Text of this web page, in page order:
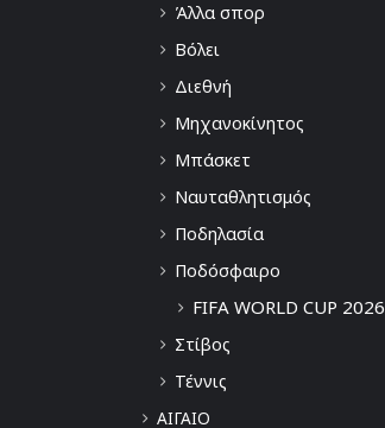
Άλλα σπορ
Βόλει
Διεθνή
Μηχανοκίνητος
Μπάσκετ
Ναυταθλητισμός
Ποδηλασία
Ποδόσφαιρο
FIFA WORLD CUP 2026
Στίβος
Τέννις
ΑΙΓΑΙΟ